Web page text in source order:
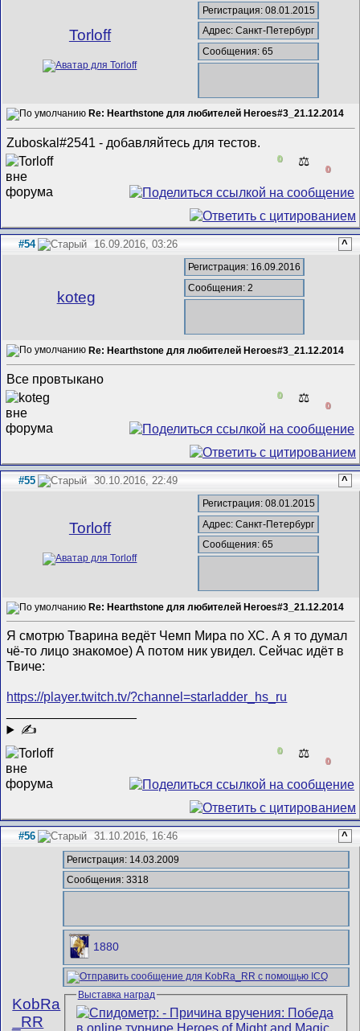
Torloff
Регистрация: 08.01.2015
Адрес: Санкт-Петербург
Сообщения: 65
Re: Hearthstone для любителей Heroes#3_21.12.2014
Zuboskal#2541 - добавляйтесь для тестов.
0 ⚖️
0
#54 16.09.2016, 03:26 ^
koteg
Регистрация: 16.09.2016
Сообщения: 2
Re: Hearthstone для любителей Heroes#3_21.12.2014
Все провтыкано
0 ⚖️
0
#55 30.10.2016, 22:49 ^
Torloff
Регистрация: 08.01.2015
Адрес: Санкт-Петербург
Сообщения: 65
Re: Hearthstone для любителей Heroes#3_21.12.2014
Я смотрю Тварина ведёт Чемп Мира по ХС. А я то думал
чё-то лицо знакомое) А потом ник увидел. Сейчас идёт в
Твиче:
https://player.twitch.tv/?channel=starladder_hs_ru
✍
0 ⚖️
0
#56 31.10.2016, 16:46 ^
KobRa
_RR
Регистрация: 14.03.2009
Сообщения: 3318
1880
Выставка наград